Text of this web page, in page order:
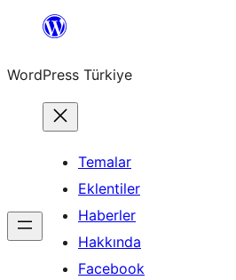
İçeriğe
WordPress Türkiye
Temalar
Eklentiler
Haberler
Hakkında
Facebook